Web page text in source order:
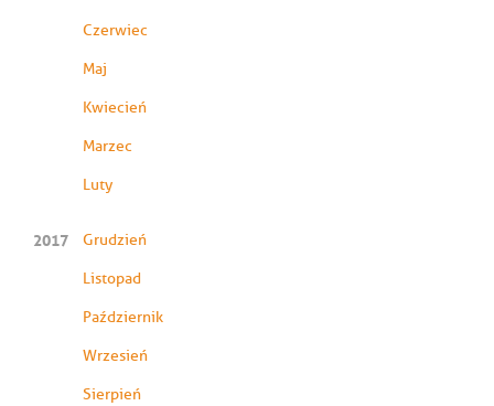
Czerwiec
Maj
Kwiecień
Marzec
Luty
2017 Grudzień
Listopad
Październik
Wrzesień
Sierpień